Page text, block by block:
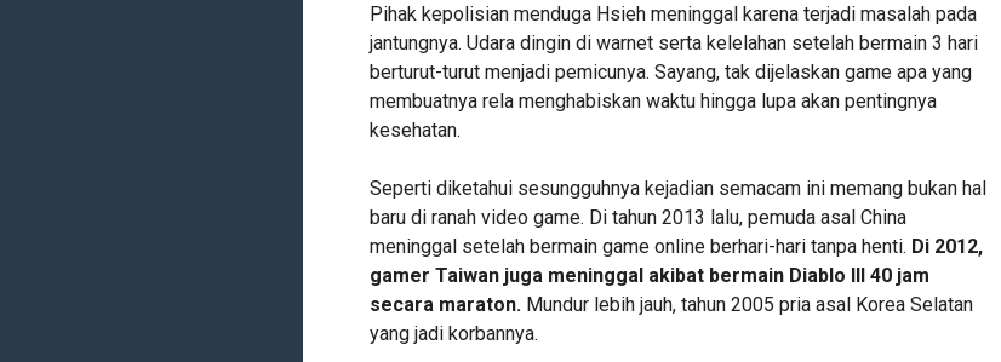
Pihak kepolisian menduga Hsieh meninggal karena terjadi masalah pada
jantungnya. Udara dingin di warnet serta kelelahan setelah bermain 3 hari
berturut-turut menjadi pemicunya. Sayang, tak dijelaskan game apa yang
membuatnya rela menghabiskan waktu hingga lupa akan pentingnya
kesehatan.
Seperti diketahui sesungguhnya kejadian semacam ini memang bukan hal
baru di ranah video game. Di tahun 2013 lalu, pemuda asal China
meninggal setelah bermain game online berhari-hari tanpa henti. Di 2012,
gamer Taiwan juga meninggal akibat bermain Diablo III 40 jam
secara maraton.Mundur lebih jauh, tahun 2005 pria asal Korea Selatan
yang jadi korbannya.